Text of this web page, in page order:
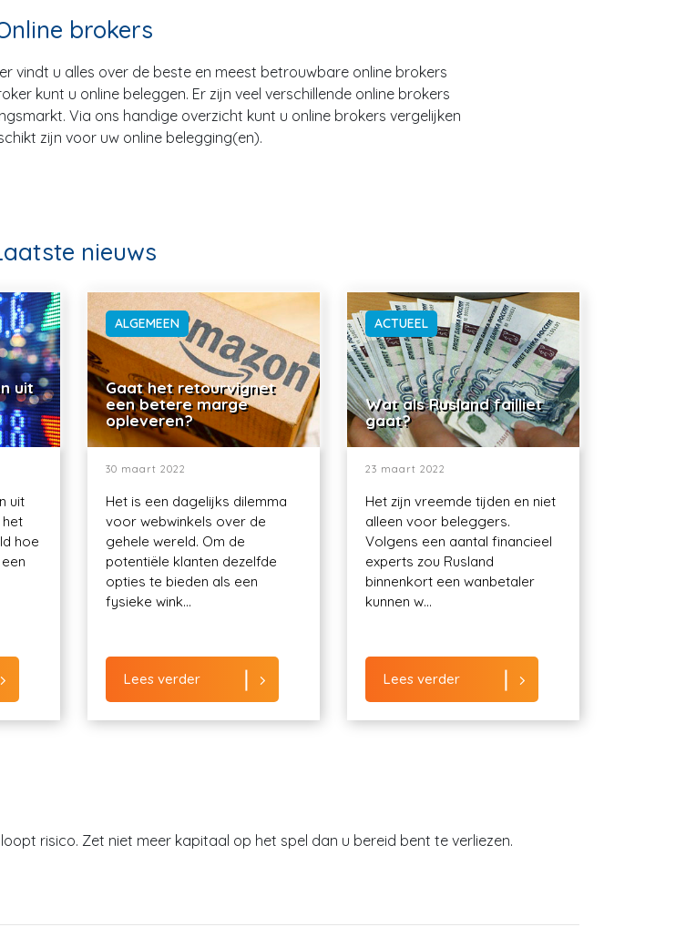
brokers
vindt u alles over de beste en meest betrouwbare online brokers
kunt u online beleggen. Er zijn veel verschillende online brokers
Via ons handige overzicht kunt u online brokers vergelijken
zijn voor uw online belegging(en).
nieuws
uit
uit
het
hoe
ALGEMEEN
Gaat het retourvignet
een betere marge
opleveren?
30 maart 2022
Het is een dagelijks dilemma
voor webwinkels over de
gehele wereld. Om de
potentiële klanten dezelfde
opties te bieden als een
fysieke wink...
Lees verder
ACTUEEL
Wat als Rusland failliet
gaat?
23 maart 2022
Het zijn vreemde tijden en niet
alleen voor beleggers.
Volgens een aantal financieel
experts zou Rusland
binnenkort een wanbetaler
kunnen w...
Lees verder
risico. Zet niet meer kapitaal op het spel dan u bereid bent te verliezen.